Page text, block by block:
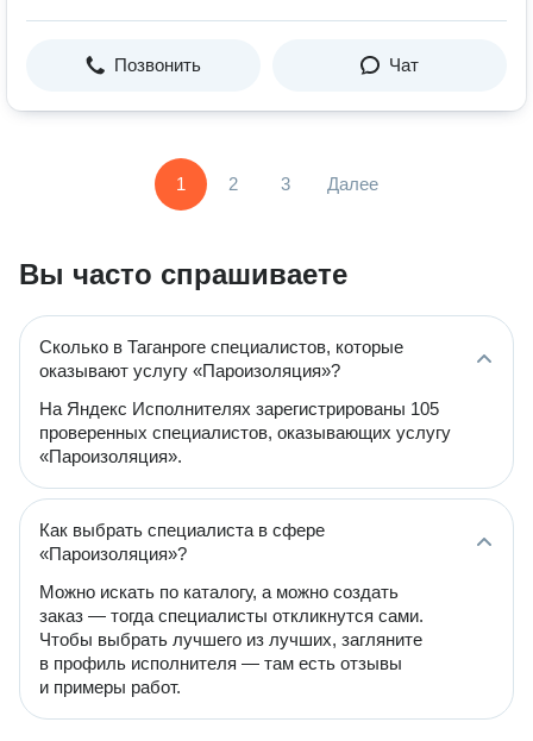
Позвонить Чат
1 2 3 Далее
Вы часто спрашиваете
Сколько в Таганроге специалистов, которые
оказывают услугу «Пароизоляция»?
На Яндекс Исполнителях зарегистрированы 105
проверенных специалистов, оказывающих услугу
«Пароизоляция».
Как выбрать специалиста в сфере
«Пароизоляция»?
Можно искать по каталогу, а можно создать
заказ — тогда специалисты откликнутся сами.
Чтобы выбрать лучшего из лучших, загляните
в профиль исполнителя — там есть отзывы
и примеры работ.